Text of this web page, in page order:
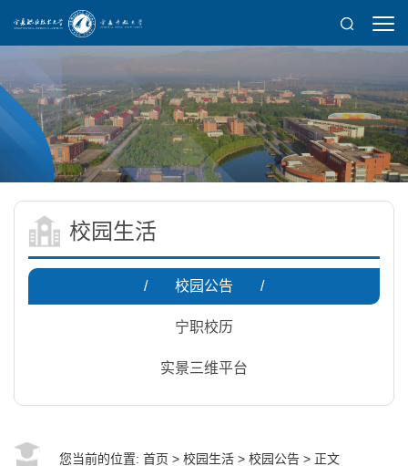
校园生活
/ 校园公告 /
宁职校历
实景三维平台
您当前的位置: 首页 > 校园生活 > 校园公告 > 正文